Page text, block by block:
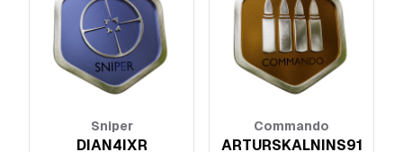
Sniper
DIAN4IXR
Commando
ARTURSKALNINS91